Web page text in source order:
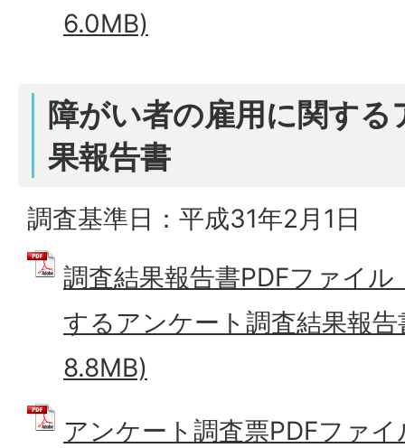
6.0MB)
障がい者の雇用に関する
果報告書
調査基準日：平成31年2月1日
調査結果報告書PDFファイ
するアンケート調査結果報
8.8MB)
アンケート調査票PDFファ